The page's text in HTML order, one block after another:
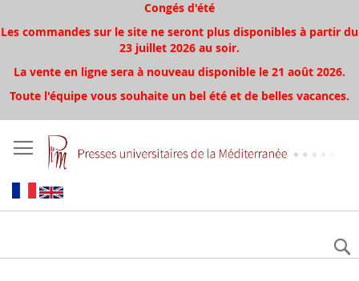
Congés d'été
Les commandes sur le site ne seront plus disponibles à partir du
23 juillet 2026 au soir.
La vente en ligne sera à nouveau disponible le 21 août 2026.
Toute l'équipe vous souhaite un bel été et de belles vacances.